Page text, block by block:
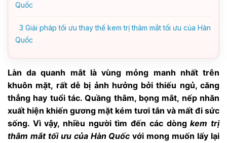
Quốc
3 Giải pháp tối ưu thay thế kem trị thâm mắt tối ưu của Hàn
Quốc
Làn da quanh mắt là vùng mỏng manh nhất trên
khuôn mặt, rất dễ bị ảnh hưởng bởi thiếu ngủ, căng
thẳng hay tuổi tác. Quầng thâm, bọng mắt, nếp nhăn
xuất hiện khiến gương mặt kém tươi tắn và mất đi sức
sống. Vì vậy, nhiều người tìm đến các dòngkem trị
thâm mắt tối ưu của Hàn Quốc với mong muốn lấy lại